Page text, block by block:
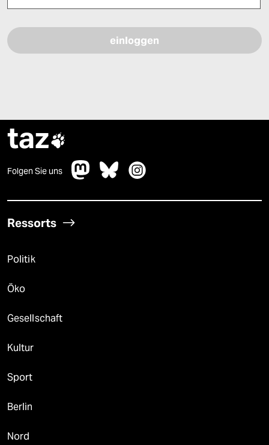
taz
Folgen Sie uns
Ressorts
Politik
Öko
Gesellschaft
Kultur
Sport
Berlin
Nord